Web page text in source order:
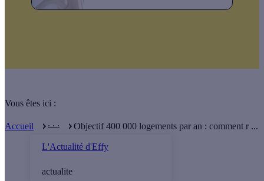
Vous êtes ici :
Accueil . . .
L'Actualité d'Effy
actualite
Objectif 400 000 logements par an : comment r ...